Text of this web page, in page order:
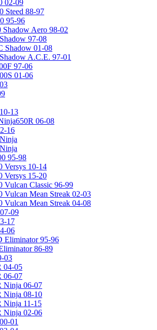
02-09
Steed 88-97
95-96
Shadow Aero 98-02
97-08
Shadow 01-08
A.C.E. 97-01
97-06
01-06
13
06-08
16
95-98
Versys 10-14
Versys 15-20
Vulcan Classic 96-99
Vulcan Mean Streak 02-03
Vulcan Mean Streak 04-08
09
17
06
Eliminator 95-96
86-89
03
04-05
06-07
Ninja 06-07
Ninja 08-10
Ninja 11-15
Ninja 02-06
01